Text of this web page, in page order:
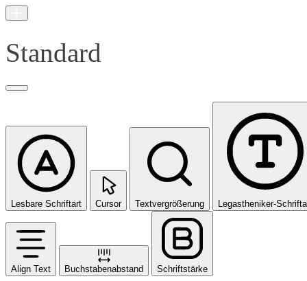
Standard
Lesbare Schriftart Cursor Textvergrößerung Legastheniker-
Align Text Buchstabenabstand Schriftstärke